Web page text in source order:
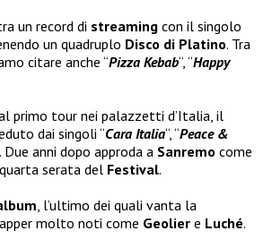
un record di streaming con il singolo
un quadruplo Disco di Platino. Tra
citare anche “Pizza Kebab“, “Happy
primo tour nei palazzetti d’Italia, il
dai singoli “Cara Italia“, “Peace &
Due anni dopo approda a Sanremo come
serata del Festival.
, l’ultimo dei quali vanta la
molto noti come Geolier e Luché.